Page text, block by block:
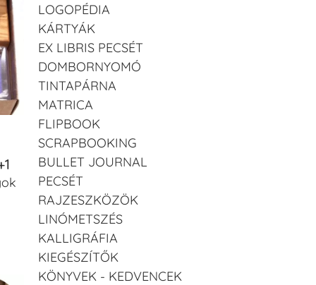
LOGOPÉDIA
KÁRTYÁK
EX LIBRIS PECSÉT
DOMBORNYOMÓ
TINTAPÁRNA
MATRICA
FLIPBOOK
SCRAPBOOKING
BULLET JOURNAL
PECSÉT
RAJZESZKÖZÖK
LINÓMETSZÉS
KALLIGRÁFIA
KIEGÉSZÍTŐK
KÖNYVEK - KEDVENCEK